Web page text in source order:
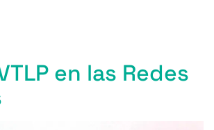
en las Redes